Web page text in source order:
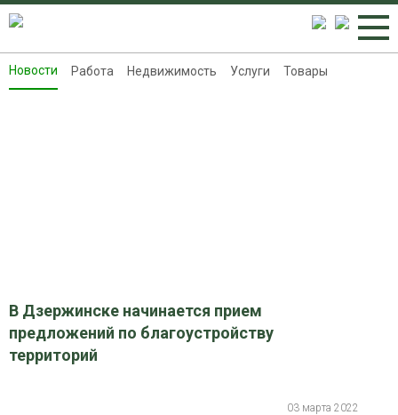
Новости
Новости Работа Недвижимость Услуги Товары
В Дзержинске начинается прием
предложений по благоустройству
территорий
03 марта 2022